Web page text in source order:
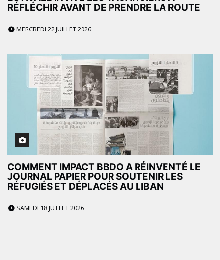
RÉFLÉCHIR AVANT DE PRENDRE LA ROUTE
MERCREDI 22 JUILLET 2026
COMMENT IMPACT BBDO A RÉINVENTÉ LE
JOURNAL PAPIER POUR SOUTENIR LES
RÉFUGIÉS ET DÉPLACÉS AU LIBAN
SAMEDI 18 JUILLET 2026